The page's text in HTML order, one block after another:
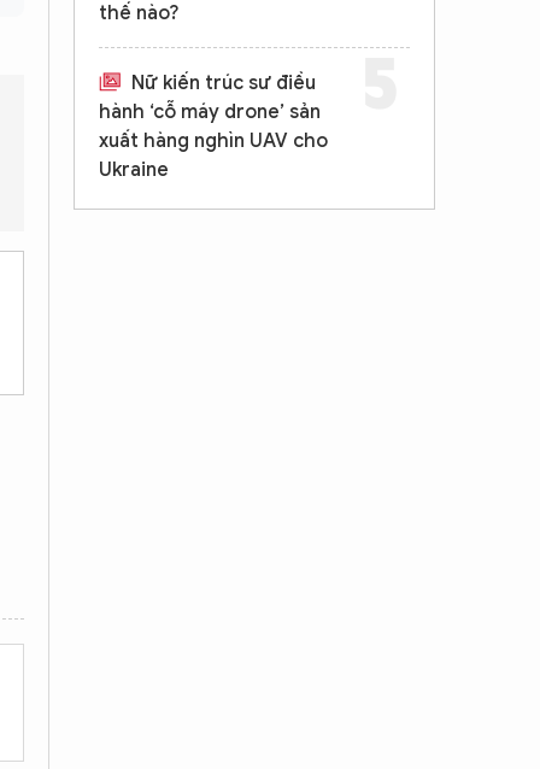
người tiêu dùng Đức?
thế nào?
Nữ kiến trúc sư điều
hành ‘cỗ máy drone’ sản
xuất hàng nghìn UAV cho
Ukraine